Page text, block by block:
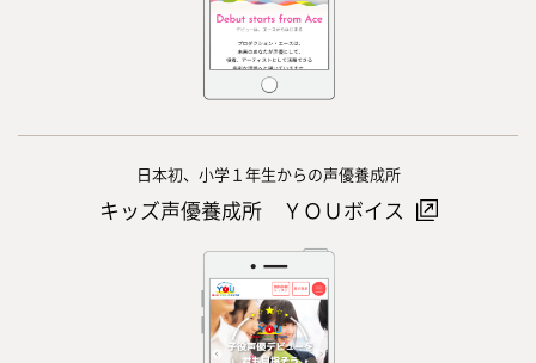
日本初、小学１年生からの声優養成所
キッズ声優養成所 ＹＯＵボイス